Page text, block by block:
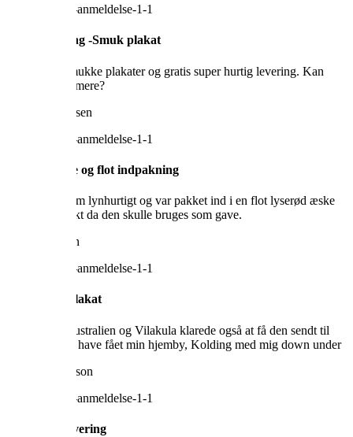
Gratis levering -Smuk plakat
Vilakula er smukke plakater og gratis super hurtig levering. Kan
man forlange mere?
Lone Hermansen
Super service og flot indpakning
Min plakat kom lynhurtigt og var pakket ind i en flot lyserød æske
som var perfekt da den skulle bruges som gave.
Joan Andersen
Elsker min plakat
Er flyttet til Australien og Vilakula klarede også at få den sendt til
mig. Elsker at have fået min hjemby, Kolding med mig down under
Alice Richardson
Lynhurtig levering